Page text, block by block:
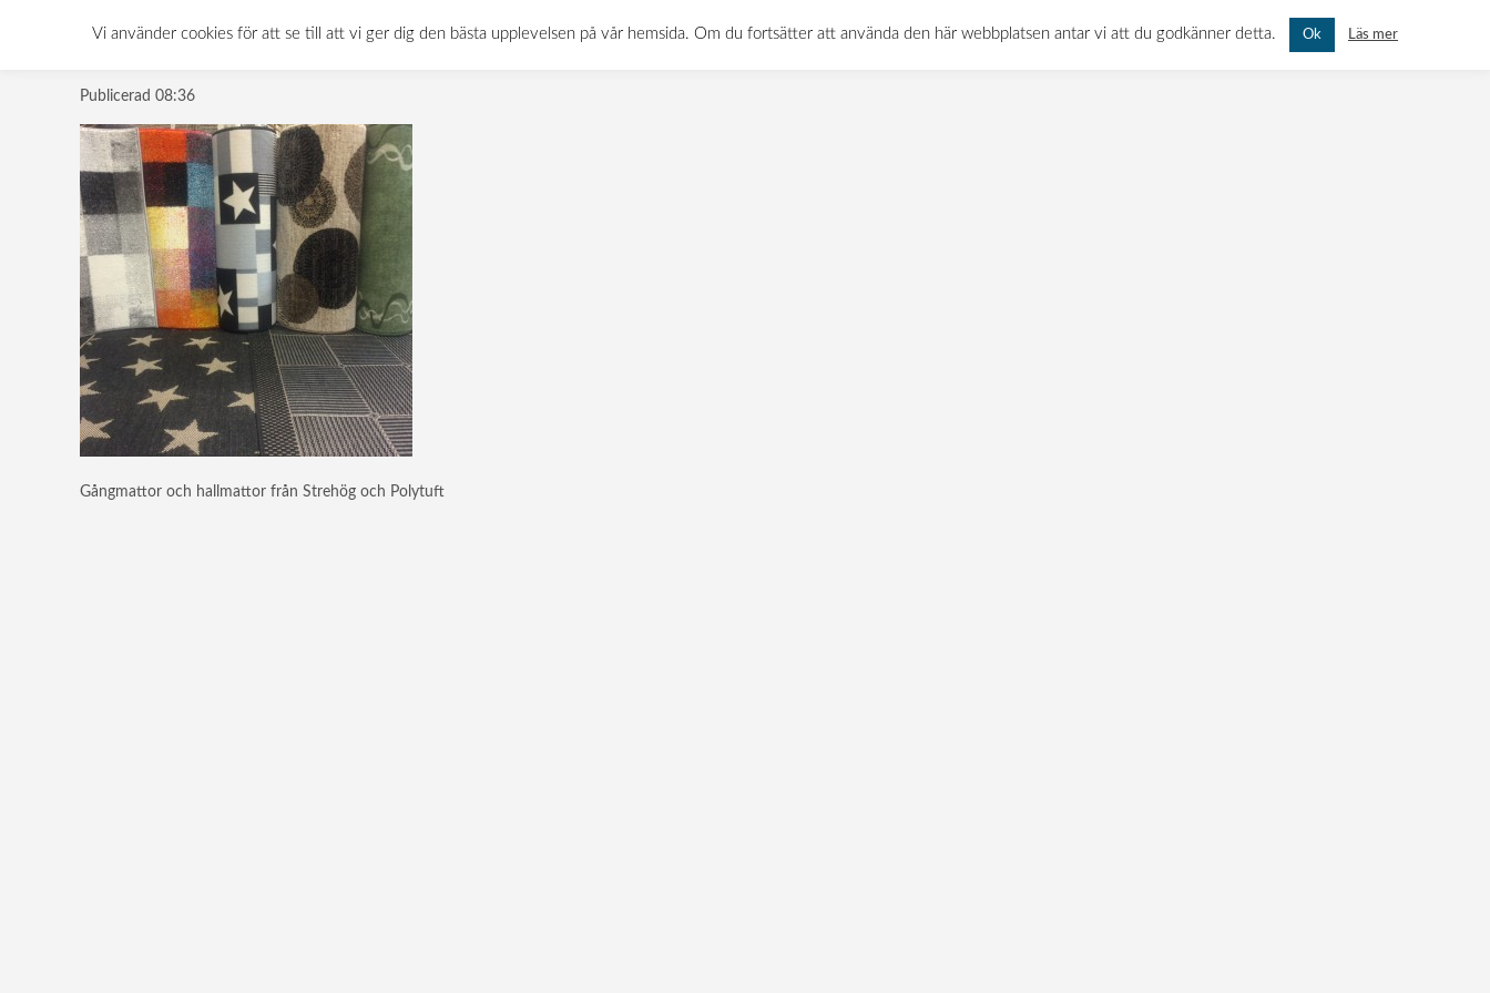
MÅN-FRE: 07.00 - 16.00 LÖR-SÖN: STÄNGT
gångmattor-hallmattor-mattbolaget-strehog-polytuft
Publicerad 08:36
Gångmattor och hallmattor från Strehög och Polytuft
Vi använder cookies för att se till att vi ger dig den bästa upplevelsen på vår hemsida. Om du fortsätter att använda den här webbplatsen antar vi att du godkänner detta. Ok Läs mer